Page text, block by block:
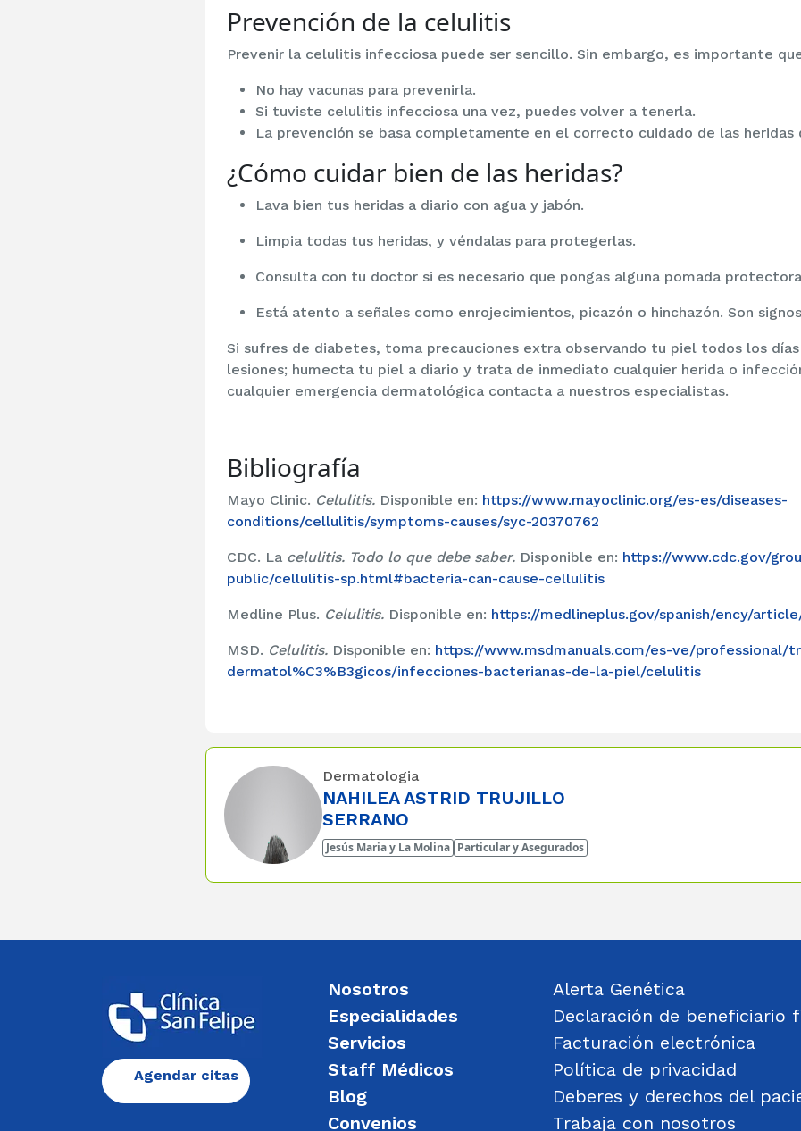
Prevención de la celulitis
Prevenir la celulitis infecciosa puede ser sencillo. Sin embargo, es importante
No hay vacunas para prevenirla.
Si tuviste celulitis infecciosa una vez, puedes volver a tenerla.
La prevención se basa completamente en el correcto cuidado de las
¿Cómo cuidar bien de las heridas?
Lava bien tus heridas a diario con agua y jabón.
Limpia todas tus heridas, y véndalas para protegerlas.
Consulta con tu doctor si es necesario que pongas alguna pomada
Está atento a señales como enrojecimientos, picazón o hinchazón. Son
Si sufres de diabetes, toma precauciones extra observando tu piel todos los días
lesiones; humecta tu piel a diario y trata de inmediato cualquier herida o
cualquier emergencia dermatológica contacta a nuestros especialistas.
Bibliografía
Mayo Clinic. Celulitis. Disponible en: https://www.mayoclinic.org/es-es/diseases-
conditions/cellulitis/symptoms-causes/syc-20370762
CDC. La celulitis. Todo lo que debe saber. Disponible en: https://www.cdc.gov/
public/cellulitis-sp.html#bacteria-can-cause-cellulitis
Medline Plus. Celulitis. Disponible en: https://medlineplus.gov/spanish/ency/
MSD. Celulitis. Disponible en: https://www.msdmanuals.com/es-ve/professional/
dermatol%C3%B3gicos/infecciones-bacterianas-de-la-piel/celulitis
Dermatologia
NAHILEA ASTRID TRUJILLO
SERRANO
Jesús Maria y La Molina Particular y Asegurados
Agendar citas
Nosotros
Especialidades
Servicios
Staff Médicos
Blog
Convenios
Alerta Genética
Declaración de beneficiario
Facturación electrónica
Política de privacidad
Deberes y derechos del
Trabaja con nosotros